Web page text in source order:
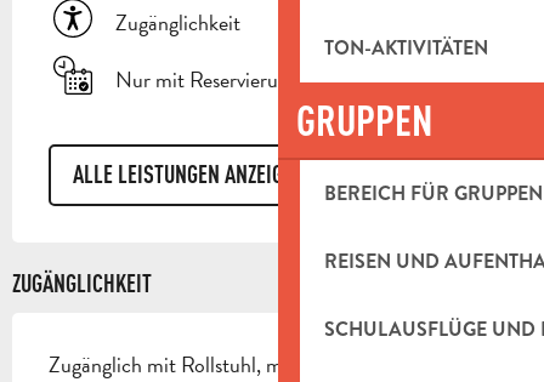
TON-AKTIVITÄTEN
GRUPPEN
BEREICH FÜR GRUPPEN
REISEN UND
SCHULAUSFLÜGE UND
Zugänglichkeit
Nur mit Reservierung
ALLE LEISTUNGEN ANZEIGEN
ZUGÄNGLICHKEIT
Zugänglich mit Rollstuhl, mit Hilfe